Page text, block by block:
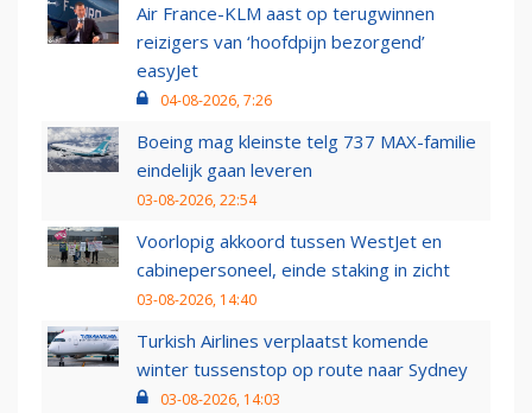
Air France-KLM aast op terugwinnen
reizigers van ‘hoofdpijn bezorgend’
easyJet
04-08-2026, 7:26
Boeing mag kleinste telg 737 MAX-familie
eindelijk gaan leveren
03-08-2026, 22:54
Voorlopig akkoord tussen WestJet en
cabinepersoneel, einde staking in zicht
03-08-2026, 14:40
Turkish Airlines verplaatst komende
winter tussenstop op route naar Sydney
03-08-2026, 14:03